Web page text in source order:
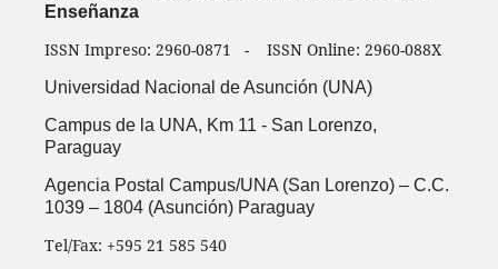
Enseñanza
ISSN Impreso: 2960-0871 - ISSN Online: 2960-088X
Universidad Nacional de Asunción (UNA)
Campus de la UNA, Km 11 - San Lorenzo,
Paraguay
Agencia Postal Campus/UNA (San Lorenzo) – C.C.
1039 – 1804 (Asunción) Paraguay
Tel/Fax: +595 21 585 540